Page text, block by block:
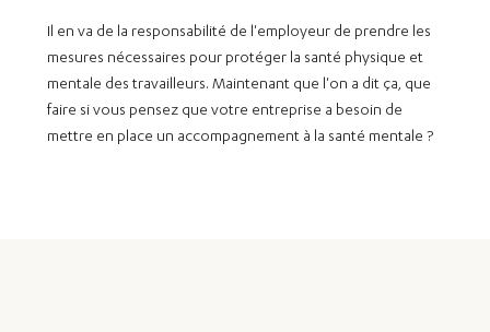
Il en va de la responsabilité de l'employeur de prendre les
mesures nécessaires pour protéger la santé physique et
mentale des travailleurs. Maintenant que l'on a dit ça, que
faire si vous pensez que votre entreprise a besoin de
mettre en place un accompagnement à la santé mentale ? ‍